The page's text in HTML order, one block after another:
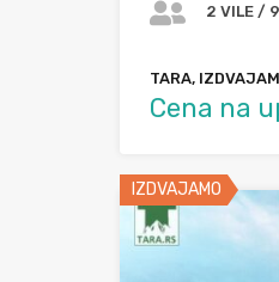
2 VILE /
TARA,
Cena na
IZDVAJAMO